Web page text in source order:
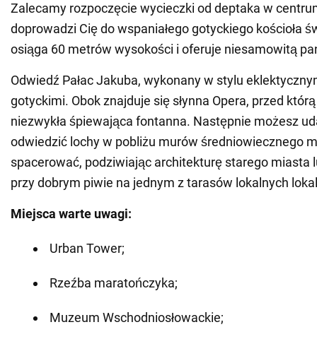
Zalecamy rozpoczęcie wycieczki od deptaka w
doprowadzi Cię do wspaniałego gotyckiego kościoła
osiąga 60 metrów wysokości i oferuje niesamowitą
Odwiedź Pałac Jakuba, wykonany w stylu
gotyckimi. Obok znajduje się słynna Opera, przed
niezwykła śpiewająca fontanna. Następnie możesz
odwiedzić lochy w pobliżu murów średniowiecznego
spacerować, podziwiając architekturę starego miasta
przy dobrym piwie na jednym z tarasów lokalnych
Miejsca warte uwagi:
Urban Tower;
Rzeźba maratończyka;
Muzeum Wschodniosłowackie;